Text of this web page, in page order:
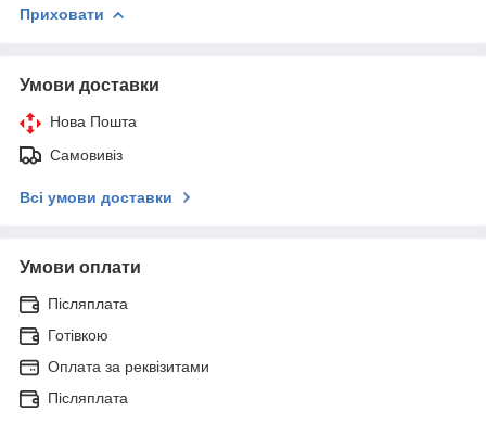
Приховати
Умови доставки
Нова Пошта
Самовивіз
Всі умови доставки
Умови оплати
Післяплата
Готівкою
Оплата за реквізитами
Післяплата